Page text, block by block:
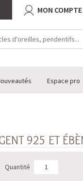
MON COMPTE
Espace pro
925 ET
Quantité